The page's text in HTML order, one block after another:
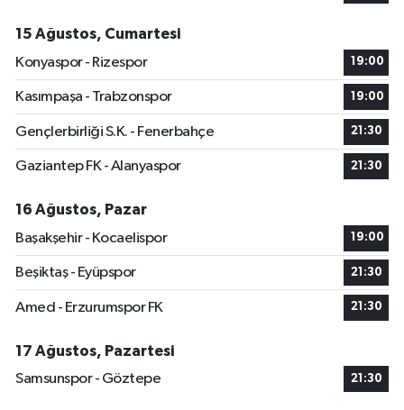
15 Ağustos, Cumartesi
Konyaspor - Rizespor
19:00
Kasımpaşa - Trabzonspor 19:00
Gençlerbirliği S.K. - Fenerbahçe 21:30
Gaziantep FK - Alanyaspor 21:30
16 Ağustos, Pazar
Başakşehir - Kocaelispor
19:00
Beşiktaş - Eyüpspor 21:30
Amed - Erzurumspor FK 21:30
17 Ağustos, Pazartesi
Samsunspor - Göztepe
21:30